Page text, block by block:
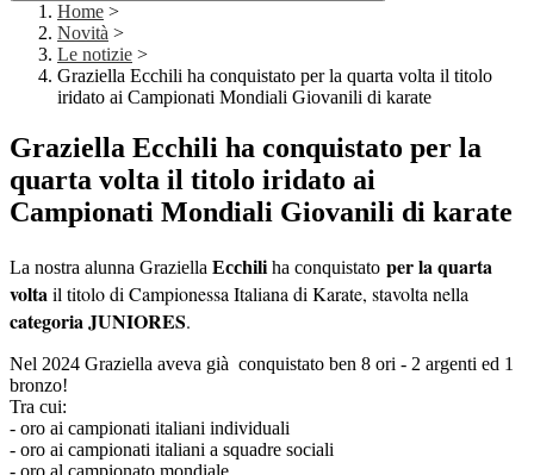
Home >
Novità >
Le notizie >
Graziella Ecchili ha conquistato per la quarta volta il titolo
iridato ai Campionati Mondiali Giovanili di karate
Graziella Ecchili ha conquistato per la
quarta volta il titolo iridato ai
Campionati Mondiali Giovanili di karate
La nostra alunna Graziella Ecchili ha conquistato per la quarta
voltail titolo di Campionessa Italiana di Karate, stavolta nella
categoria JUNIORES.
Nel 2024 Graziella aveva già conquistato ben 8 ori - 2 argenti ed 1
bronzo!
Tra cui:
- oro ai campionati italiani individuali
- oro ai campionati italiani a squadre sociali